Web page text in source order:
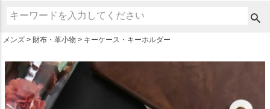
メンズ 財布・革小物 キーケース・キーホルダー